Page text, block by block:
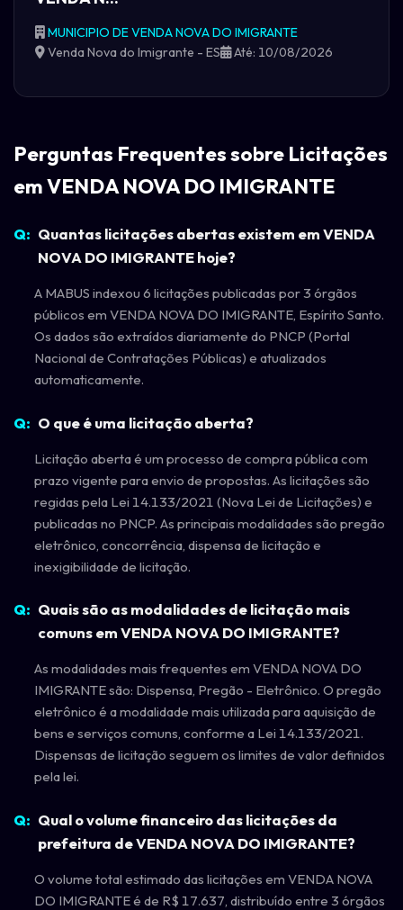
MUNICIPIO DE VENDA NOVA DO IMIGRANTE
Venda Nova do Imigrante - ES
Até: 10/08/2026
Perguntas Frequentes sobre Licitações
em VENDA NOVA DO IMIGRANTE
Quantas licitações abertas existem em VENDA
NOVA DO IMIGRANTE hoje?
A MABUS indexou 6 licitações publicadas por 3 órgãos
públicos em VENDA NOVA DO IMIGRANTE, Espírito Santo.
Os dados são extraídos diariamente do PNCP (Portal
Nacional de Contratações Públicas) e atualizados
automaticamente.
O que é uma licitação aberta?
Licitação aberta é um processo de compra pública com
prazo vigente para envio de propostas. As licitações são
regidas pela Lei 14.133/2021 (Nova Lei de Licitações) e
publicadas no PNCP. As principais modalidades são pregão
eletrônico, concorrência, dispensa de licitação e
inexigibilidade de licitação.
Quais são as modalidades de licitação mais
comuns em VENDA NOVA DO IMIGRANTE?
As modalidades mais frequentes em VENDA NOVA DO
IMIGRANTE são: Dispensa, Pregão - Eletrônico. O pregão
eletrônico é a modalidade mais utilizada para aquisição de
bens e serviços comuns, conforme a Lei 14.133/2021.
Dispensas de licitação seguem os limites de valor definidos
pela lei.
Qual o volume financeiro das licitações da
prefeitura de VENDA NOVA DO IMIGRANTE?
O volume total estimado das licitações em VENDA NOVA
DO IMIGRANTE é de R$ 17.637, distribuído entre 3 órgãos